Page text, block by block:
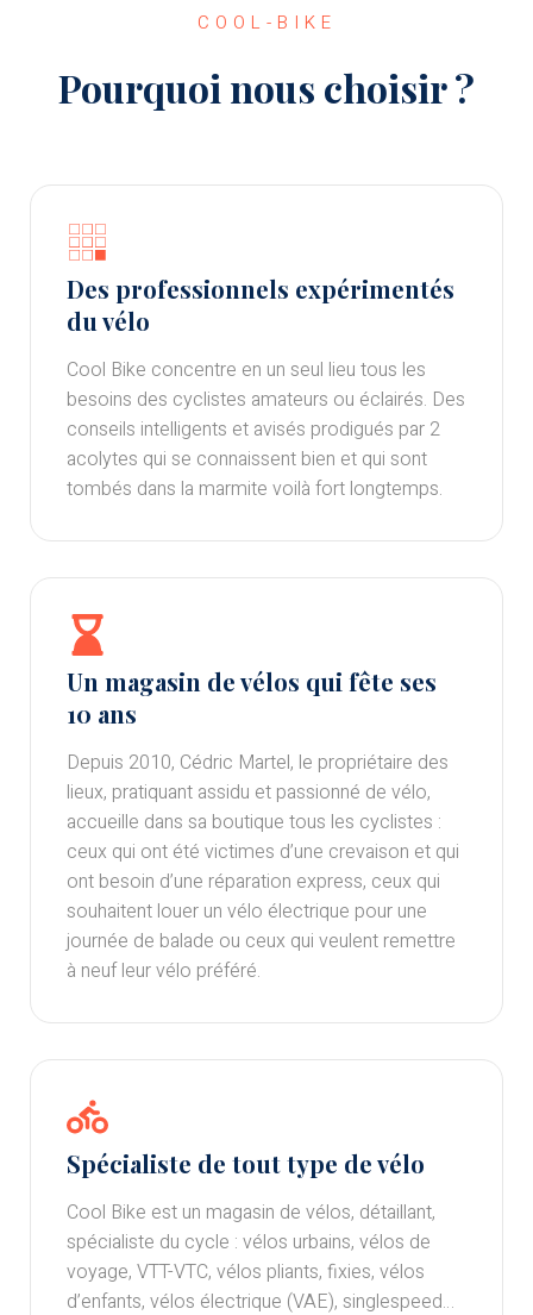
COOL-BIKE
Pourquoi nous choisir ?
Des professionnels expérimentés
du vélo
Cool Bike concentre en un seul lieu tous les
besoins des cyclistes amateurs ou éclairés. Des
conseils intelligents et avisés prodigués par 2
acolytes qui se connaissent bien et qui sont
tombés dans la marmite voilà fort longtemps.
Un magasin de vélos qui fête ses
10 ans
Depuis 2010, Cédric Martel, le propriétaire des
lieux, pratiquant assidu et passionné de vélo,
accueille dans sa boutique tous les cyclistes :
ceux qui ont été victimes d’une crevaison et qui
ont besoin d’une réparation express, ceux qui
souhaitent louer un vélo électrique pour une
journée de balade ou ceux qui veulent remettre
à neuf leur vélo préféré.
Spécialiste de tout type de vélo
Cool Bike est un magasin de vélos, détaillant,
spécialiste du cycle : vélos urbains, vélos de
voyage, VTT-VTC, vélos pliants, fixies, vélos
d’enfants, vélos électrique (VAE), singlespeed…